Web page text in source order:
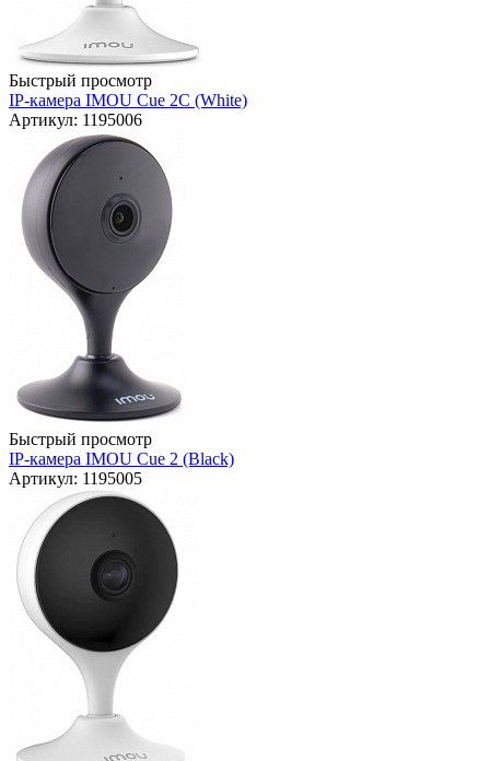
Быстрый просмотр
IP-камера IMOU Cue 2C (White)
Артикул: 1195006
Быстрый просмотр
IP-камера IMOU Cue 2 (Black)
Артикул: 1195005